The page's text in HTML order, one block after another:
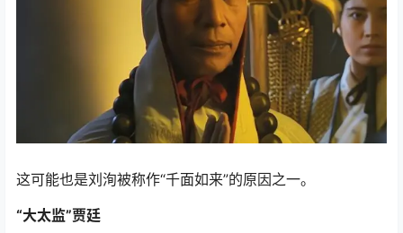
这可能也是刘洵被称作“千面如来”的原因之一。
“大太监”贾廷